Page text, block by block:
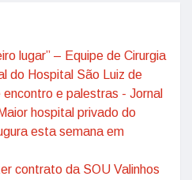
lugar” – Equipe de Cirurgia
do Hospital São Luiz de
e palestras - Jornal
Maior hospital privado do
esta semana em
contrato da SOU Valinhos